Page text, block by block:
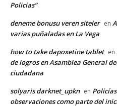
Policías”
deneme bonusu veren siteler en
varias puñaladas en La Vega
how to take dapoxetine tablet en
de logros en Asamblea General
ciudadana
solyaris darknet_upkn en
observaciones como parte del